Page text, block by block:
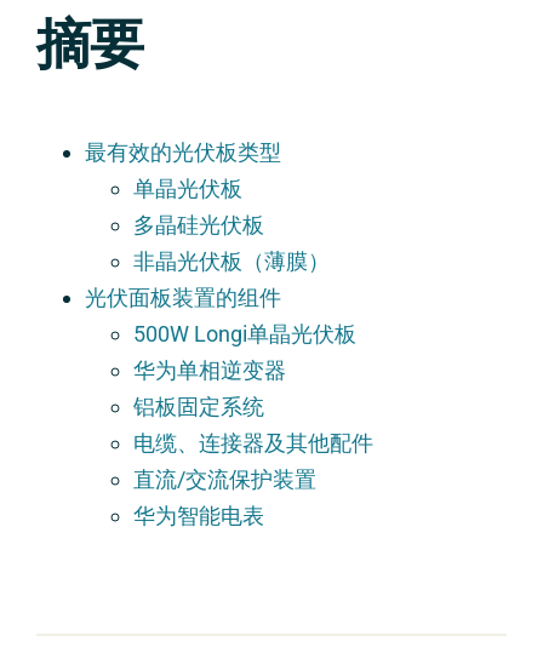
摘要
最有效的光伏板类型
单晶光伏板
多晶硅光伏板
非晶光伏板（薄膜）
光伏面板装置的组件
500W Longi单晶光伏板
华为单相逆变器
铝板固定系统
电缆、连接器及其他配件
直流/交流保护装置
华为智能电表